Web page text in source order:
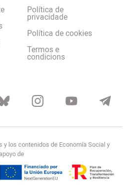
Política de
privacidade
Política de cookies
Termos e
condicions
y los contenidos de Economía Social y
de